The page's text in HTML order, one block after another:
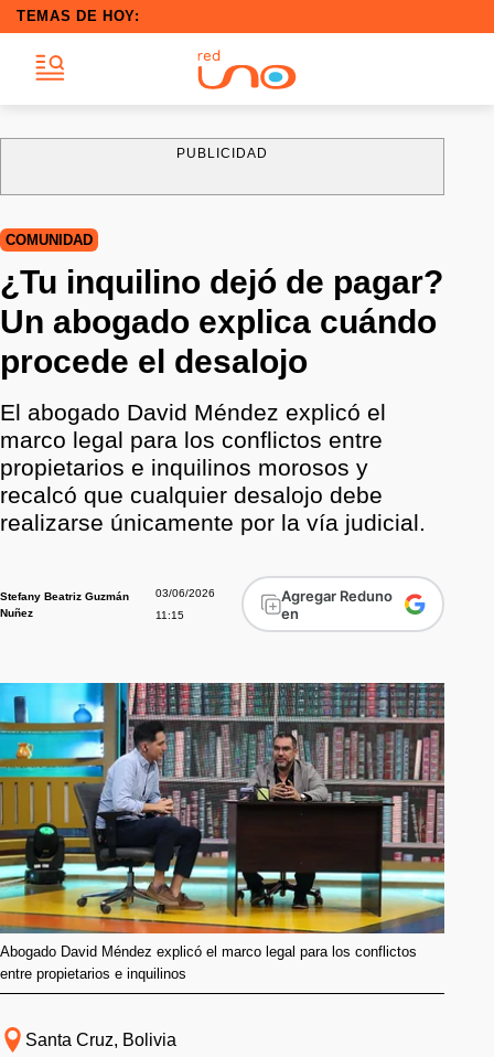
TEMAS DE HOY:
PUBLICIDAD
COMUNIDAD
¿Tu inquilino dejó de pagar?
Un abogado explica cuándo
procede el desalojo
El abogado David Méndez explicó el
marco legal para los conflictos entre
propietarios e inquilinos morosos y
recalcó que cualquier desalojo debe
realizarse únicamente por la vía judicial.
Stefany Beatriz Guzmán
Nuñez
03/06/2026
11:15
Agregar Reduno
en
Abogado David Méndez explicó el marco legal para los conflictos
entre propietarios e inquilinos
Santa Cruz, Bolivia